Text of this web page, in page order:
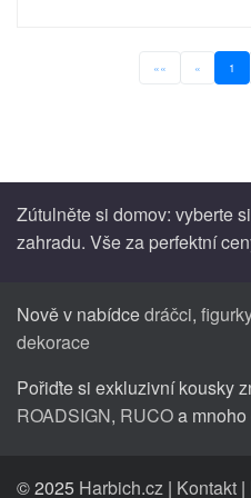
«« « 1
Zútulněte si domov: vyberte
zahradu. Vše za perfektní
Nově v nabídcedráčci,
dekorace
Pořiďte si exkluzivní kousky
ROADSIGN, RUCOa
© 2025 Harbich.cz | Kontakt |